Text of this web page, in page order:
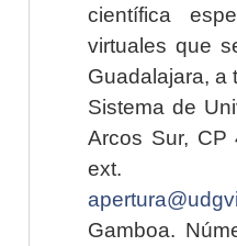
científica
virtuales que
Guadalajara, a
Sistema de
Arcos Sur, CP
ext.
Gamboa.